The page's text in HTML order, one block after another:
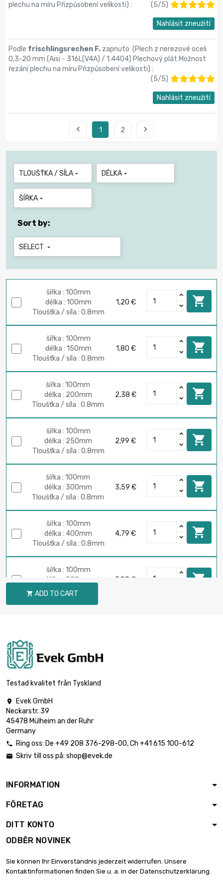
plechu na míru Přizpůsobení velikosti) : (5/5)
Nahlásit zneužití
Podle frischlingsrechen F. zapnuto (Plech z nerezové oceli
0,3-20 mm (Aisi - 316L(V4A) / 1.4404) Plechový plát Možnost
řezání plechu na míru Přizpůsobení velikosti) :
(5/5)
Nahlásit zneužití
 1 2 
TLOUŠŤKA / SÍLA  DÉLKA 
ŠÍŘKA 
Sort by:
SELECT 
šířka : 100mm
délka : 100mm
Tloušťka / síla : 0.8mm
1,20 € 
šířka : 100mm
délka : 150mm
Tloušťka / síla : 0.8mm
1,80 € 
šířka : 100mm
délka : 200mm
Tloušťka / síla : 0.8mm
2,38 € 
šířka : 100mm
délka : 250mm
Tloušťka / síla : 0.8mm
2,99 € 
šířka : 100mm
délka : 300mm
Tloušťka / síla : 0.8mm
3,59 € 
šířka : 100mm
délka : 400mm
Tloušťka / síla : 0.8mm
4,79 € 
šířka : 100mm
délka : 500mm
Tloušťka / síla : 0.8mm
5,98 € 
šířka : 100mm
Tloušťka / síla : 0.8mm
šířka : 100mm
délka : 800mm
Tloušťka / síla : 0.8mm
šířka : 100mm
Tloušťka / síla : 0.8mm
šířka : 150mm
Tloušťka / síla : 0.8mm
2,70 €
 ADD TO CART
Testad kvalitet från Tyskland

Evek GmbH
Neckarstr. 39
45478 Mülheim an der Ruhr
Germany
 Ring oss: De +49 208 376-298-00, Ch +41 615 100-612
 Skriv till oss på: shop@evek.de
INFORMATION
FÖRETAG
DITT KONTO
ODBĚR NOVINEK
Sie können Ihr Einverständnis jederzeit widerrufen. Unsere
Kontaktinformationen finden Sie u. a. in der Datenschutzerklärung.